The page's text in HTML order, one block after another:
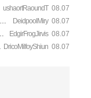
ushaortRaoundT 08.07
DeidpoolMiry 08.07
EdgirFrogJirvis 08.07
DricoMilfoyShiun 08.07